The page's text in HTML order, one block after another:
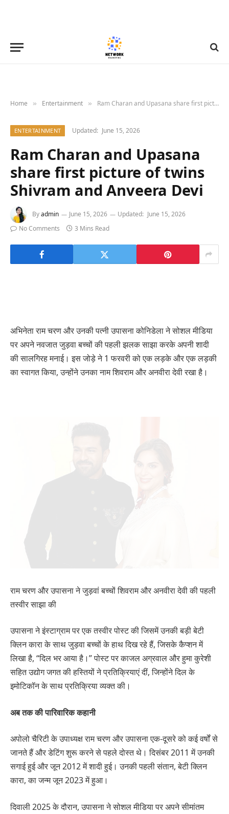
Home » Entertainment » Ram Charan and Upasana share first picture of twins Shivram and Anveera Devi
ENTERTAINMENT Updated: June 15, 2026
Ram Charan and Upasana
share first picture of twins
Shivram and Anveera Devi
Byadmin June 15, 2026 Updated: June 15, 2026
No Comments
3 Mins Read
अभिनेता राम चरण और उनकी पत्नी उपासना कोनिडेला ने सोशल मीडिया
पर अपने नवजात जुड़वा बच्चों की पहली झलक साझा करके अपनी शादी
की सालगिरह मनाई। इस जोड़े ने 1 फरवरी को एक लड़के और एक लड़की
का स्वागत किया, उन्होंने उनका नाम शिवराम और अनवीरा देवी रखा है।
राम चरण और उपासना ने जुड़वां बच्चों शिवराम और अनवीरा देवी की पहली
तस्वीर साझा की
उपासना ने इंस्टाग्राम पर एक तस्वीर पोस्ट की जिसमें उनकी बड़ी बेटी
क्लिन कारा के साथ जुड़वा बच्चों के हाथ दिख रहे हैं, जिसके कैप्शन में
लिखा है, “दिल भर आया है।” पोस्ट पर काजल अग्रवाल और हुमा कुरेशी
सहित उद्योग जगत की हस्तियों ने प्रतिक्रियाएं दीं, जिन्होंने दिल के
इमोटिकॉन के साथ प्रतिक्रिया व्यक्त की।
अब तक की पारिवारिक कहानी
अपोलो चैरिटी के उपाध्यक्ष राम चरण और उपासना एक-दूसरे को कई वर्षों से
जानते हैं और डेटिंग शुरू करने से पहले दोस्त थे। दिसंबर 2011 में उनकी
सगाई हुई और जून 2012 में शादी हुई। उनकी पहली संतान, बेटी क्लिन
कारा, का जन्म जून 2023 में हुआ।
दिवाली 2025 के दौरान, उपासना ने सोशल मीडिया पर अपने सीमांतम